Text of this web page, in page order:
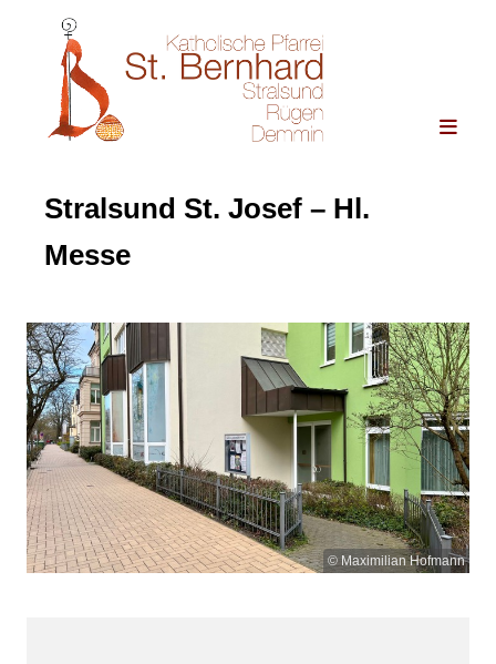
Stralsund St. Josef – Hl.
Messe
© Maximilian Hofmann